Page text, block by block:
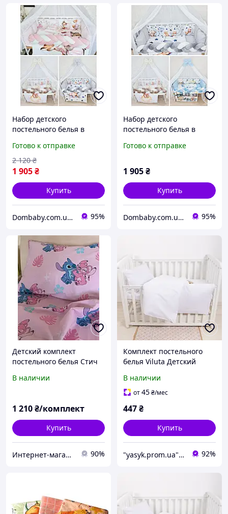
Набор детского
постельного белья в
кроватку из 9 предметов
Готово к отправке
1 905₴
2 120 ₴
Купить
Dombaby.com.ua - интернет магазин детских товаров 95%
Набор детского
постельного белья в
кроватку, Бортик коса
Готово к отправке
1 905₴
Купить
Dombaby.com.ua - интернет магазин детских товаров 95%
Детский комплект
постельного белья Стич
В наличии
1 210₴/комплект
Купить
Интернет-магазин ChicCarry 90%
Комплект постельного
белья Viluta Детский
В наличии
от45₴/мес
447₴
Купить
"yasyk.prom.ua": интернет-магазин текстиля для дома и отелей 92%